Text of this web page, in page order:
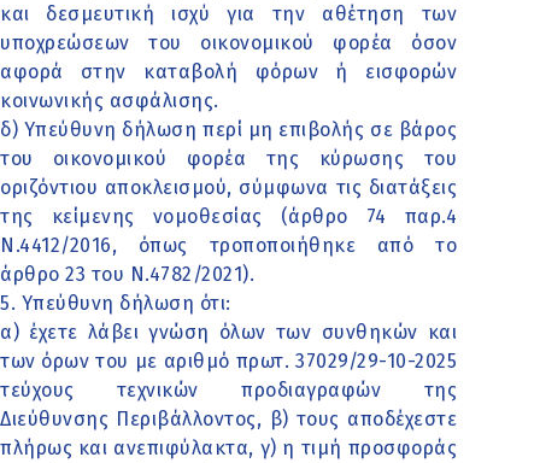
και δεσμευτική ισχύ για την αθέτηση των
υποχρεώσεων του οικονομικού φορέα όσον
αφορά στην καταβολή φόρων ή εισφορών
κοινωνικής ασφάλισης.
δ) Υπεύθυνη δήλωση περί μη επιβολής σε βάρος
του οικονομικού φορέα της κύρωσης του
οριζόντιου αποκλεισμού, σύμφωνα τις διατάξεις
της κείμενης νομοθεσίας (άρθρο 74 παρ.4
Ν.4412/2016, όπως τροποποιήθηκε από το
άρθρο 23 του Ν.4782/2021).
5. Υπεύθυνη δήλωση ότι:
α) έχετε λάβει γνώση όλων των συνθηκών και
των όρων του με αριθμό πρωτ. 37029/29-10-2025
τεύχους τεχνικών προδιαγραφών της
Διεύθυνσης Περιβάλλοντος, β) τους αποδέχεστε
πλήρως και ανεπιφύλακτα, γ) η τιμή προσφοράς